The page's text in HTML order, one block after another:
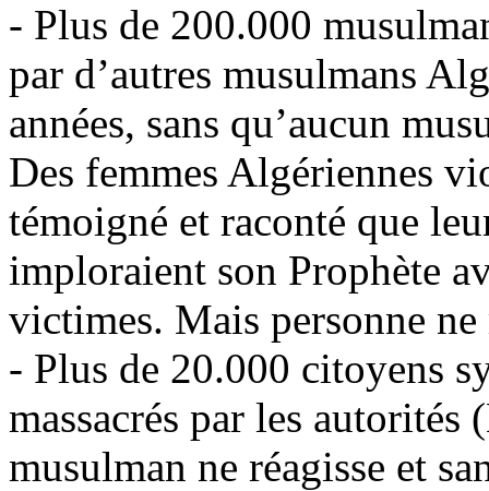
- Plus de 200.000
par d’autres musulmans
années, sans qu’aucun
Des femmes Algériennes
témoigné et raconté que
imploraient son Prophète
victimes. Mais personne ne
- Plus de 20.000 citoyens
massacrés par les autorités
musulman ne réagisse et